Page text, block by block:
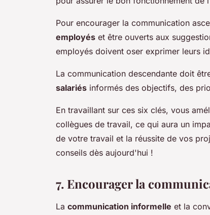
Pour encourager la communication
employés et être ouverts aux
employés doivent oser exprimer leurs
La communication descendante doit
salariés informés des objectifs, des
En travaillant sur ces six clés, vous
collègues de travail, ce qui aura un
de votre travail et la réussite de vos
conseils dès aujourd'hui !
7. Encourager la
La communication informelle et la